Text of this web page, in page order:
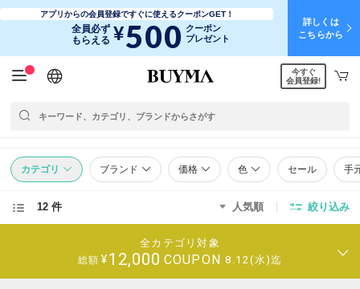
アプリからの会員登録ですぐに使えるクーポンGET！
全員必ず
もらえる ¥500 クーポン
プレゼント
詳しくは
こちらから
日本語
English
简体中文
繁體中文
今すぐ
会員登録!
カテゴリ ブランド 価格 色 セール 手
12 件 人気順 絞り込み
全カテゴリ対象
総額 ¥12,000 COUPON 8.12(水)迄